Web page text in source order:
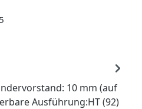
10 mm (auf
Ausführung:HT (92)